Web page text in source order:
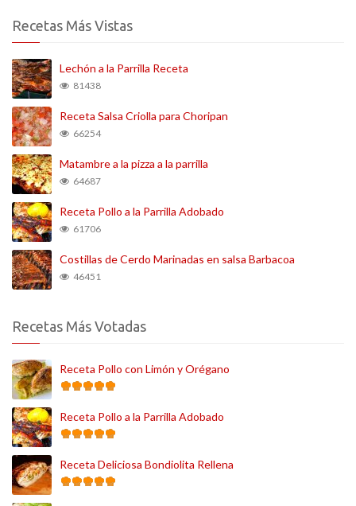
Recetas Más Vistas
Lechón a la Parrilla Receta
81438
Receta Salsa Criolla para Choripan
66254
Matambre a la pizza a la parrilla
64687
Receta Pollo a la Parrilla Adobado
61706
Costillas de Cerdo Marinadas en salsa Barbacoa
46451
Recetas Más Votadas
Receta Pollo con Limón y Orégano
Receta Pollo a la Parrilla Adobado
Receta Deliciosa Bondiolita Rellena